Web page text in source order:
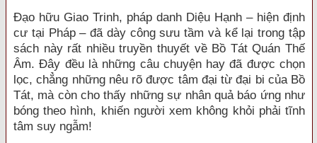
Đạo hữu Giao Trinh, pháp danh Diệu Hạnh – hiện định
cư tại Pháp – đã dày công sưu tầm và kể lại trong tập
sách này rất nhiều truyền thuyết về Bồ Tát Quán Thế
Âm. Đây đều là những câu chuyện hay đã được chọn
lọc, chẳng những nêu rõ được tâm đại từ đại bi của Bồ
Tát, mà còn cho thấy những sự nhân quả báo ứng như
bóng theo hình, khiến người xem không khỏi phải tĩnh
tâm suy ngẫm!